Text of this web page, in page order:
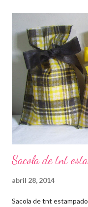
Sacola de tnt
abril 28, 2014
Sacola de tnt